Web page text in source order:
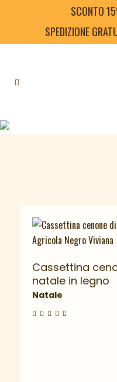
SCONTO
SPEDIZIONE
Cassettina
natale in legno
Natale